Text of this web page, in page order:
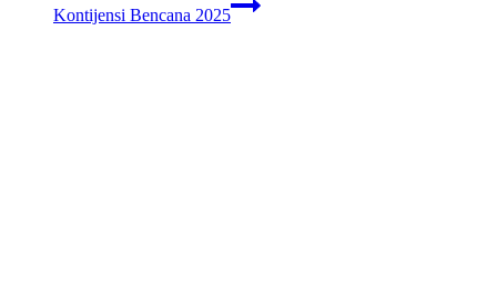
Kontijensi Bencana 2025